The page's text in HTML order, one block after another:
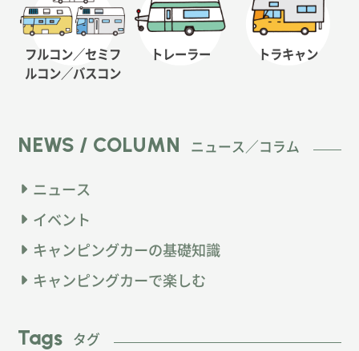
フルコン／セミフ
ルコン／バスコン
トレーラー トラキャン
NEWS / COLUMN ニュース／コラム
ニュース
イベント
キャンピングカーの基礎知識
キャンピングカーで楽しむ
Tags タグ